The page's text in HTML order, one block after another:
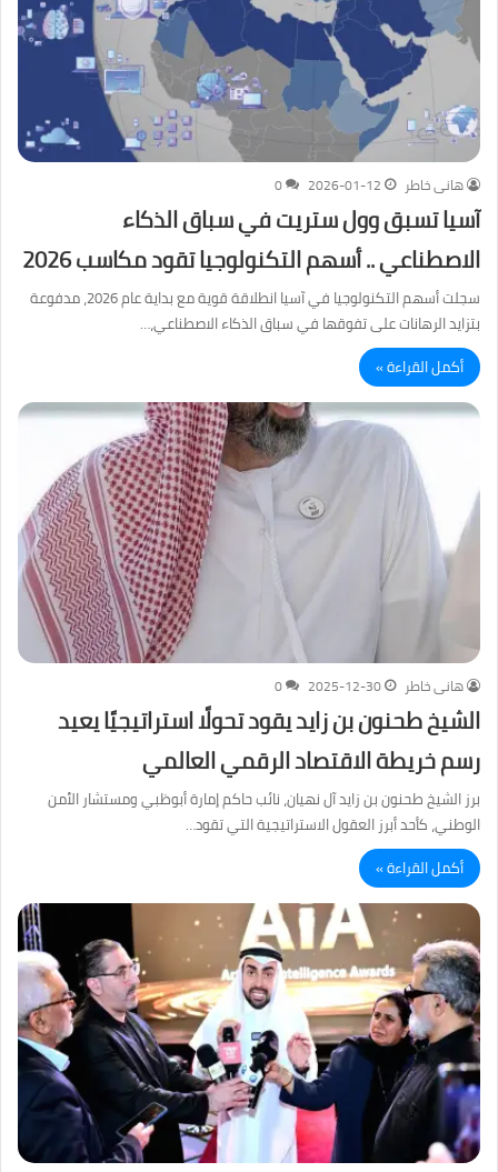
هانى خاطر 2026-01-12
0
آسيا تسبق وول ستريت في سباق الذكاء
الاصطناعي .. أسهم التكنولوجيا تقود مكاسب 2026
سجلت أسهم التكنولوجيا في آسيا انطلاقة قوية مع بداية عام 2026، مدفوعة
بتزايد الرهانات على تفوقها في سباق الذكاء الاصطناعي،…
أكمل القراءة »
هانى خاطر 2025-12-30
0
الشيخ طحنون بن زايد يقود تحولًا استراتيجيًا يعيد
رسم خريطة الاقتصاد الرقمي العالمي
برز الشيخ طحنون بن زايد آل نهيان، نائب حاكم إمارة أبوظبي ومستشار الأمن
الوطني، كأحد أبرز العقول الاستراتيجية التي تقود…
أكمل القراءة »